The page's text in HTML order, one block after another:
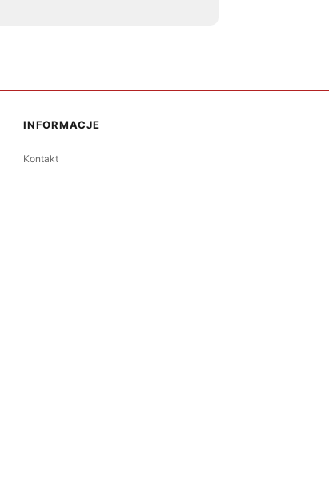
INFORMACJE
Kontakt